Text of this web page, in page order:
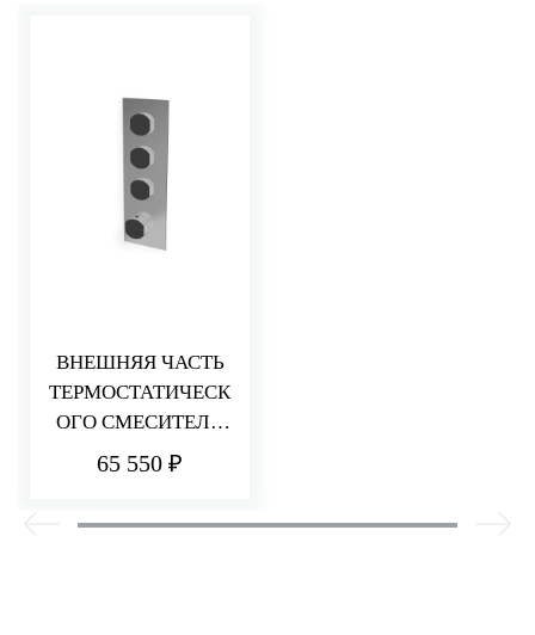
ВНЕШНЯЯ ЧАСТЬ
ТЕРМОСТАТИЧЕСК
ОГО СМЕСИТЕЛЯ
ДЛЯ ДУША НА 3
65 550 ₽